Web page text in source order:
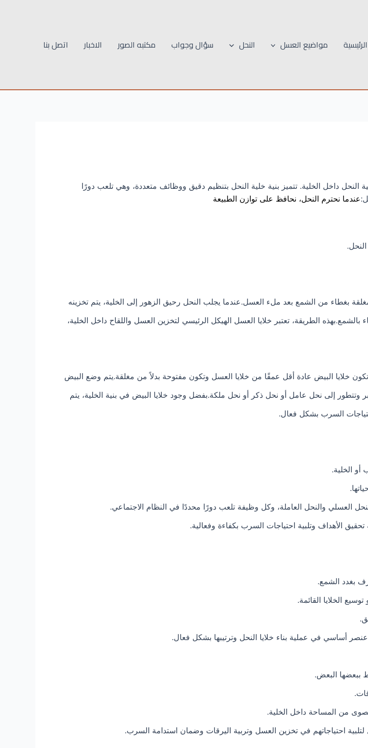
الرئيسية مواضيع العسل النحل سؤال وجواب مكتبه الصور الاخبار اتصل بنا
النحل داخل الخلية. تتميز بنية خلية النحل بتنظيم دقيق ووظائف متعددة، وهي تلعب دورًا
عندما نحترم النحل، نحافظ على توازن الطبيعة
بغطاء من الشمع بعد ملء العسل.عندما يجلب النحل رحيق الزهور إلى الخلية، يتم تخزينه
الطريقة، تعتبر خلايا العسل الهيكل الرئيسي لتخزين العسل واللقاح داخل الخلية،
خلايا البيض عادة أقل عمقًا من خلايا العسل وتكون مفتوحة بدلاً من مغلقة.يتم وضع البيض
وتتطور إلى نحل عامل أو نحل ذكر أو نحل ملكة.بفضل وجود خلايا البيض في بنية الخلية، يتم
السرب بشكل فعال.
الخلية.
العسلي والنحل العاملة، وكل وظيفة تلعب دورًا محددًا في النظام الاجتماعي.
الأهداف وتلبية احتياجات السرب بكفاءة وفعالية.
بغدد الشمع.
الخلايا القائمة.
أساسي في عملية بناء خلايا النحل وترتيبها بشكل فعال.
ببعضها البعض.
من المساحة داخل الخلية.
احتياجاتهم في تخزين العسل وتربية اليرقات وضمان استدامة السرب.